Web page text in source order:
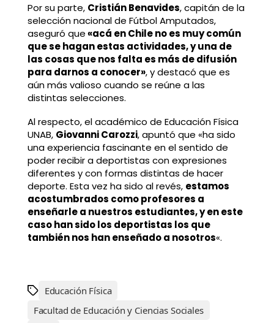
Por su parte, Cristián Benavides, capitán de la
selección nacional de Fútbol Amputados,
aseguró que«acá en Chile no es muy común
que se hagan estas actividades, y una de
las cosas que nos falta es más de difusión
para darnos a conocer», y destacó que es
aún más valioso cuando se reúne a las
distintas selecciones.
Al respecto, el académico de Educación Física
UNAB, Giovanni Carozzi, apuntó que «ha sido
una experiencia fascinante en el sentido de
poder recibir a deportistas con expresiones
diferentes y con formas distintas de hacer
deporte. Esta vez ha sido al revés, estamos
acostumbrados como profesores a
enseñarle a nuestros estudiantes, y en este
caso han sido los deportistas los que
también nos han enseñado a nosotros«.
Educación Física
Facultad de Educación y Ciencias Sociales